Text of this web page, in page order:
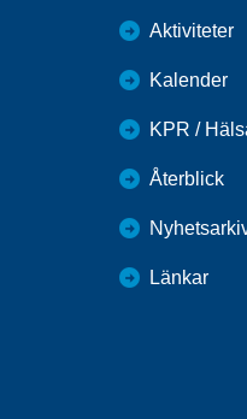
Aktiviteter
Kalender
KPR /
Återblick
Länkar